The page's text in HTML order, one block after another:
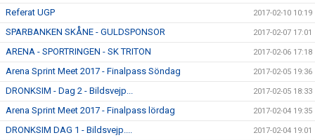
Referat UGP 2017-02-10 10:19
SPARBANKEN SKÅNE - GULDSPONSOR 2017-02-07 17:01
ARENA - SPORTRINGEN - SK TRITON 2017-02-06 17:18
Arena Sprint Meet 2017 - Finalpass Söndag 2017-02-05 19:36
DRONKSIM - Dag 2 - Bildsvejp... 2017-02-05 18:33
Arena Sprint Meet 2017 - Finalpass lördag 2017-02-04 19:35
DRONKSIM DAG 1 - Bildsvejp.... 2017-02-04 19:01